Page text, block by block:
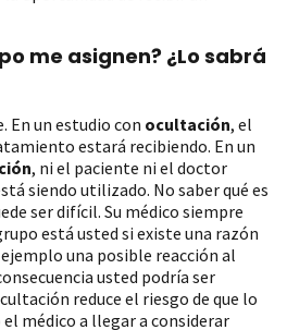
me asignen? ¿Lo sabrá
En un estudio con ocultación, el
estará recibiendo. En un
, ni el paciente ni el doctor
siendo utilizado. No saber qué es
ser difícil. Su médico siempre
está usted si existe una razón
una posible reacción al
usted podría ser
reduce el riesgo de que lo
médico a llegar a considerar